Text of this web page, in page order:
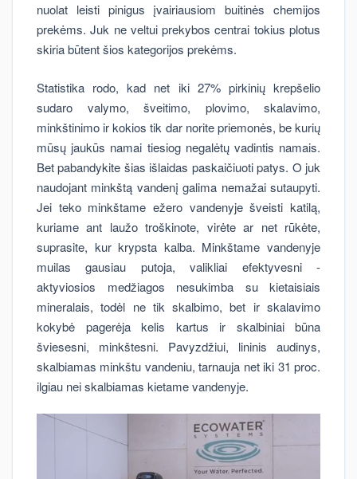
nuolat leisti pinigus įvairiausiom buitinės chemijos
prekėms. Juk ne veltui prekybos centrai tokius plotus
skiria būtent šios kategorijos prekėms.
Statistika rodo, kad net iki 27% pirkinių krepšelio
sudaro valymo, šveitimo, plovimo, skalavimo,
minkštinimo ir kokios tik dar norite priemonės, be kurių
mūsų jaukūs namai tiesiog negalėtų vadintis namais.
Bet pabandykite šias išlaidas paskaičiuoti patys. O juk
naudojant minkštą vandenį galima nemažai sutaupyti.
Jei teko minkštame ežero vandenyje šveisti katilą,
kuriame ant laužo troškinote, virėte ar net rūkėte,
suprasite, kur krypsta kalba. Minkštame vandenyje
muilas gausiau putoja, valikliai efektyvesni -
aktyviosios medžiagos nesukimba su kietaisiais
mineralais, todėl ne tik skalbimo, bet ir skalavimo
kokybė pagerėja kelis kartus ir skalbiniai būna
šviesesni, minkštesni. Pavyzdžiui, lininis audinys,
skalbiamas minkštu vandeniu, tarnauja net iki 31 proc.
ilgiau nei skalbiamas kietame vandenyje.